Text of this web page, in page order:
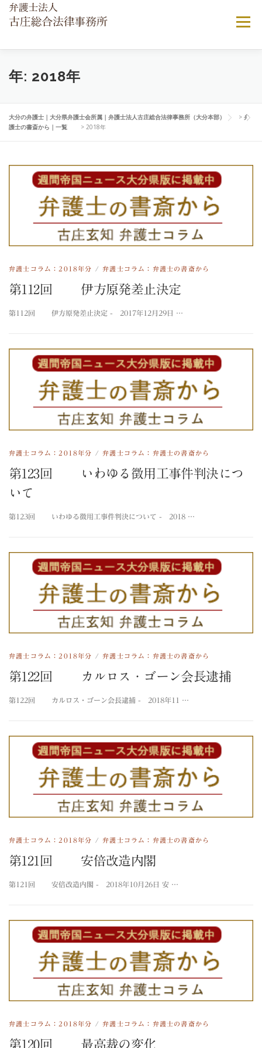
ツ
メニュー
当法律事務所について
弁護士費用について 顧問弁護士契約 よくある相談
年: 2018年
大分の弁護士｜大分県弁護士会所属｜弁護士法人古庄総合法律事務所（大分本部） > 弁
護士の書斎から｜一覧
> 2018年
弁護士コラム：2018年分 /弁護士コラム：弁護士の書斎から
第112回 伊方原発差止決定
第112回 伊方原発差止決定 - 2017年12月29日 …
弁護士コラム：2018年分 /弁護士コラム：弁護士の書斎から
第123回 いわゆる徴用工事件判決につ
いて
第123回 いわゆる徴用工事件判決について - 2018 …
弁護士コラム：2018年分 /弁護士コラム：弁護士の書斎から
第122回 カルロス・ゴーン会長逮捕
第122回 カルロス・ゴーン会長逮捕 - 2018年11 …
弁護士コラム：2018年分 /弁護士コラム：弁護士の書斎から
第121回 安倍改造内閣
第121回 安倍改造内閣 - 2018年10月26日 安 …
弁護士コラム：2018年分 /弁護士コラム：弁護士の書斎から
第120回 最高裁の変化